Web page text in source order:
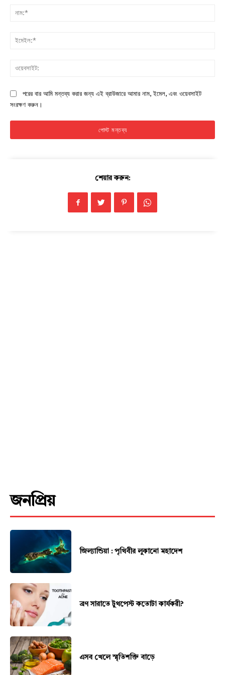
Company
Contact us
পরের বার আমি মন্তব্য করার জন্য এই ব্রাউজারে আমার নাম, ইমেল, এবং ওয়েবসাইট
সংরক্ষণ করুন।
শেয়ার করুন:
জনপ্রিয়
জিল্যান্ডিয়া : পৃথিবীর লুকানো মহাদেশ
ব্রণ সারাতে টুথপেস্ট কতোটা কার্যকরী?
এসব খেলে স্মৃতিশক্তি বাড়ে